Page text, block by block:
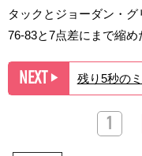
タックとジョーダン・
76-83と7点差にまで縮め
NEXT ▶︎ 残り5秒の
1